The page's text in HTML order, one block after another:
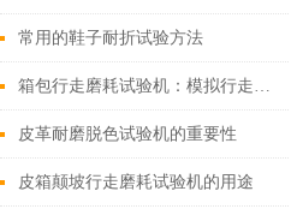
常用的鞋子耐折试验方法
箱包行走磨耗试验机：模拟行走磨损，确保箱包经久耐用
皮革耐磨脱色试验机的重要性
皮箱颠坡行走磨耗试验机的用途